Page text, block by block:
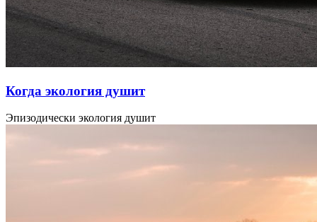
Когда экология душит
Эпизодически экология душит